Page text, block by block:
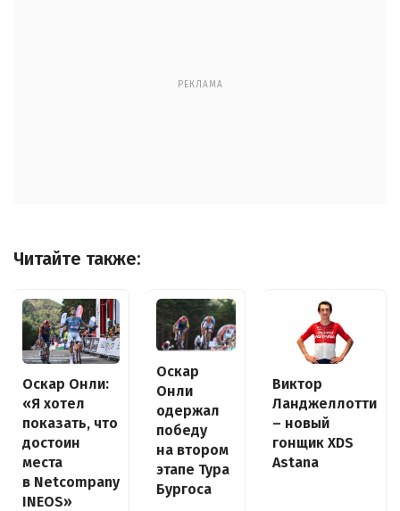
РЕКЛАМА
Читайте также:
Оскар Онли:
«Я хотел
показать, что
достоин
места
в Netcompany
INEOS»
Оскар
Онли
одержал
победу
на втором
этапе Тура
Бургоса
Виктор
Ланджеллотти
– новый
гонщик XDS
Astana